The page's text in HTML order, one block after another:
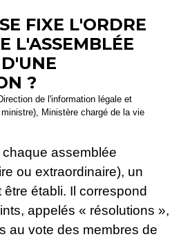
FIXE L'ORDRE
L'ASSEMBLÉE
?
de l'information légale et
Ministère chargé de la vie
assemblée
ou extraordinaire), un
établi. Il correspond
appelés « résolutions »,
au vote des membres de